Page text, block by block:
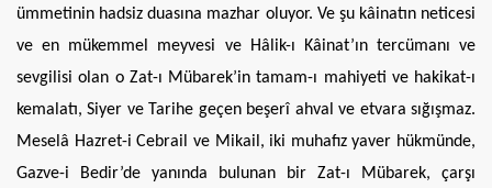
ümmetinin hadsiz duasına mazhar oluyor. Ve şu kâinatın neticesi
ve en mükemmel meyvesi ve Hâlik-ı Kâinat’ın tercümanı ve
sevgilisi olan o Zat-ı Mübarek’in tamam-ı mahiyeti ve hakikat-ı
kemalatı, Siyer ve Tarihe geçen beşerî ahval ve etvara sığışmaz.
Meselâ Hazret-i Cebrail ve Mikail, iki muhafız yaver hükmünde,
Gazve-i Bedir’de yanında bulunan bir Zat-ı Mübarek, çarşı